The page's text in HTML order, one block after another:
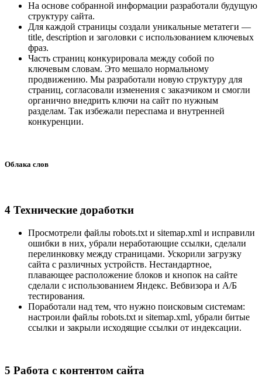
На основе собранной информации разработали будущую
структуру сайта.
Для каждой страницы создали уникальные метатеги —
title, description и заголовки с использованием ключевых
фраз.
Часть страниц конкурировала между собой по
ключевым словам. Это мешало нормальному
продвижению. Мы разработали новую структуру для
страниц, согласовали изменения с заказчиком и смогли
органично внедрить ключи на сайт по нужным
разделам. Так избежали переспама и внутренней
конкуренции.
Облака слов
4 Технические доработки
Просмотрели файлы robots.txt и sitemap.xml и исправили
ошибки в них, убрали неработающие ссылки, сделали
перелинковку между страницами. Ускорили загрузку
сайта с различных устройств. Нестандартное,
плавающее расположение блоков и кнопок на сайте
сделали с использованием Яндекс. Вебвизора и А/Б
тестирования.
Поработали над тем, что нужно поисковым системам:
настроили файлы robots.txt и sitemap.xml, убрали битые
ссылки и закрыли исходящие ссылки от индексации.
5 Работа с контентом сайта